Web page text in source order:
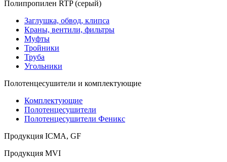
Полипропилен RTP (серый)
Заглушка, обвод, клипса
Краны, вентили, фильтры
Муфты
Тройники
Труба
Угольники
Полотенцесушители и комплектующие
Комплектующие
Полотенцесушители
Полотенцесушители Феникс
Продукция ICMA, GF
Продукция MVI